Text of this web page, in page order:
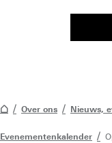
Over ons Nieuws,
Evenementenkalender